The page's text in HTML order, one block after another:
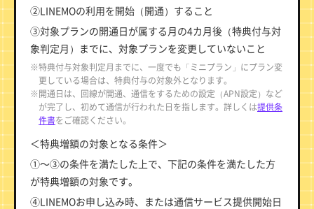
②LINEMOの利用を開始（開通）すること
③対象プランの開通日が属する月の4カ月後（特典付与対
象判定月）までに、対象プランを変更していないこと
※特典付与対象判定月までに、一度でも「ミニプラン」にプラン変
更している場合は、特典付与の対象外となります。
※開通日は、回線が開通、通信をするための設定（APN設定）など
が完了し、初めて通信が行われた日を指します。詳しくは提供条
件書をご確認ください。
＜特典増額の対象となる条件＞
①～③の条件を満たした上で、下記の条件を満たした方
が特典増額の対象です。
④LINEMOお申し込み時、または通信サービス提供開始日